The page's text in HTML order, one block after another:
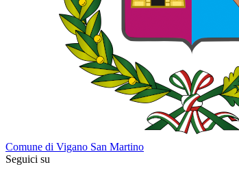
Comune di Vigano San Martino
Seguici su